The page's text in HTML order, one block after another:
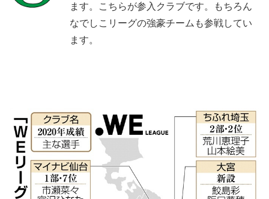
ます。こちらが参入クラブです。もちろん
なでしこリーグの強豪チームも参戦してい
ます。